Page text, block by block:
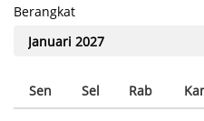
Berangkat
Sen Sel Rab